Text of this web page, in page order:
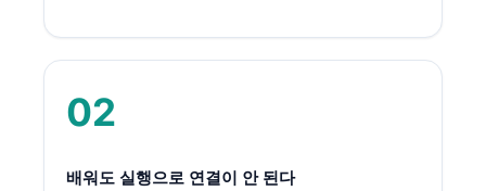
02
배워도 실행으로 연결이 안 된다